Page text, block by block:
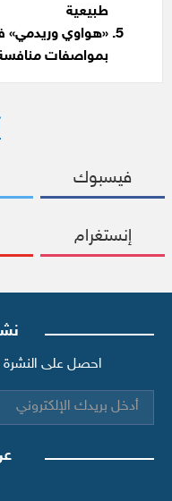
طبيعية
«هواوي وريدمي»
بمواصفات
فيسبوك
إنستغرام
احصل على النشرة